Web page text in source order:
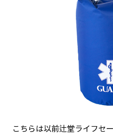
こちらは以前辻堂ライフセ